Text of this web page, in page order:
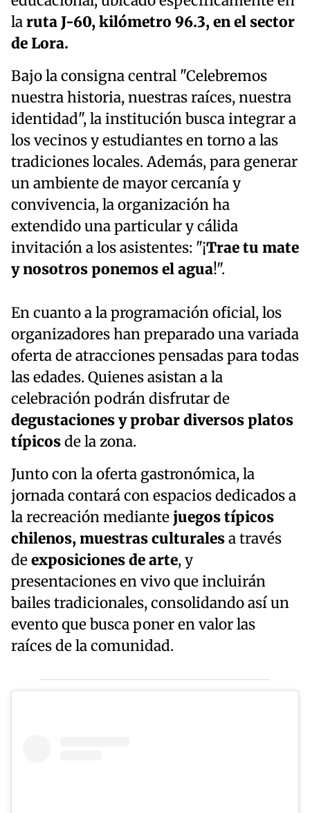
laruta J-60, kilómetro 96.3, en el sector
de Lora.
Bajo la consigna central "Celebremos
nuestra historia, nuestras raíces, nuestra
identidad", la institución busca integrar a
los vecinos y estudiantes en torno a las
tradiciones locales. Además, para generar
un ambiente de mayor cercanía y
convivencia, la organización ha
extendido una particular y cálida
invitación a los asistentes: "¡Trae tu mate
y nosotros ponemos el agua!".
En cuanto a la programación oficial, los
organizadores han preparado una variada
oferta de atracciones pensadas para todas
las edades. Quienes asistan a la
celebración podrán disfrutar de
degustaciones y probar diversos platos
típicosde la zona.
Junto con la oferta gastronómica, la
jornada contará con espacios dedicados a
la recreación mediantejuegos típicos
chilenos, muestras culturalesa través
deexposiciones de arte, y
presentaciones en vivo que incluirán
bailes tradicionales, consolidando así un
evento que busca poner en valor las
raíces de la comunidad.